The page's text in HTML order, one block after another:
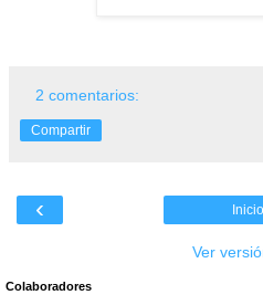
2 comentarios:
Compartir
‹ Inicio
Ver
Colaboradores